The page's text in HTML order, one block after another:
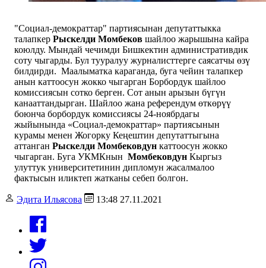
"Социал-демократтар" партиясынан депутаттыкка
талапкер Рыскелди Момбеков шайлоо жарышына кайра
коюлду. Мындай чечимди Бишкектин административдик
соту чыгарды. Бул тууралуу журналисттерге саясатчы өзү
билдирди. Маалыматка караганда, буга чейин талапкер
анын каттоосун жокко чыгарган Борбордук шайлоо
комиссиясын сотко берген. Сот анын арызын бүгүн
канааттандырган. Шайлоо жана референдум өткөрүү
боюнча борбордук комиссиясы 24-ноябрдагы
жыйынында «Социал-демократтар» партиясынын
курамы менен Жогорку Кеңештин депутаттыгына
аттанган Рыскелди Момбековдун каттоосун жокко
чыгарган. Буга УКМКнын Момбековдун Кыргыз
улуттук университетинин дипломун жасалмалоо
фактысын иликтеп жатканы себеп болгон.
Эдита Ильясова 13:48 27.11.2021